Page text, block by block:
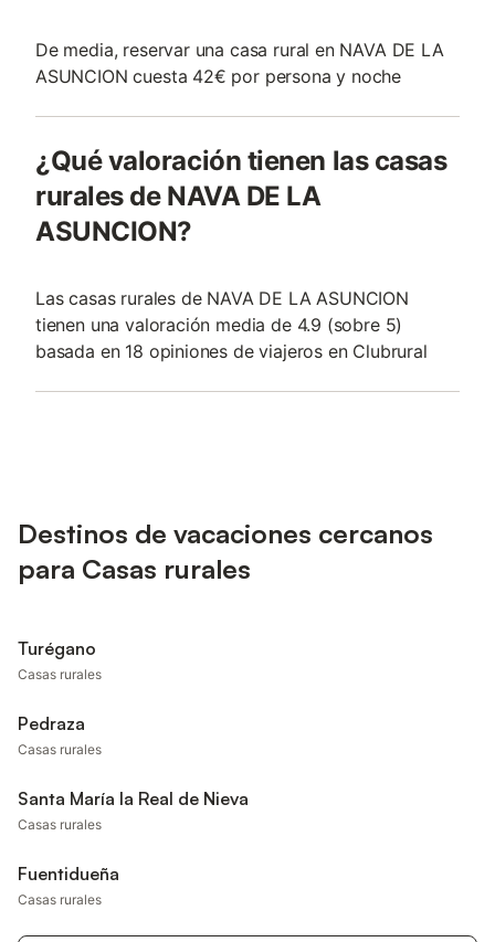
De media, reservar una casa rural en NAVA DE LA
ASUNCION cuesta 42€ por persona y noche
¿Qué valoración tienen las casas
rurales de NAVA DE LA
ASUNCION?
Las casas rurales de NAVA DE LA ASUNCION
tienen una valoración media de 4.9 (sobre 5)
basada en 18 opiniones de viajeros en Clubrural
Destinos de vacaciones cercanos
para Casas rurales
Turégano
Casas rurales
Pedraza
Casas rurales
Santa María la Real de Nieva
Casas rurales
Fuentidueña
Casas rurales